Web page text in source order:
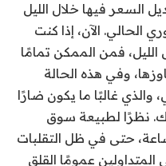
السعر فيها خلال الليل
الحالي. الآن، إذا كنت
الليل، فمن الممكن تمامًا
وفي هذه الحالة
غالبًا ما يكون ضارًا
نظرًا لطبيعة سوق
الفوري على مدار 24 ساعة، حتى في ظل التقلبات
عمومًا القلق